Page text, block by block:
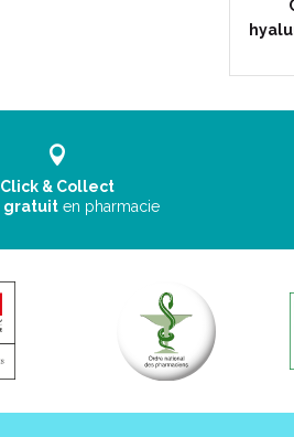
Click & Collect
gratuit en pharmacie